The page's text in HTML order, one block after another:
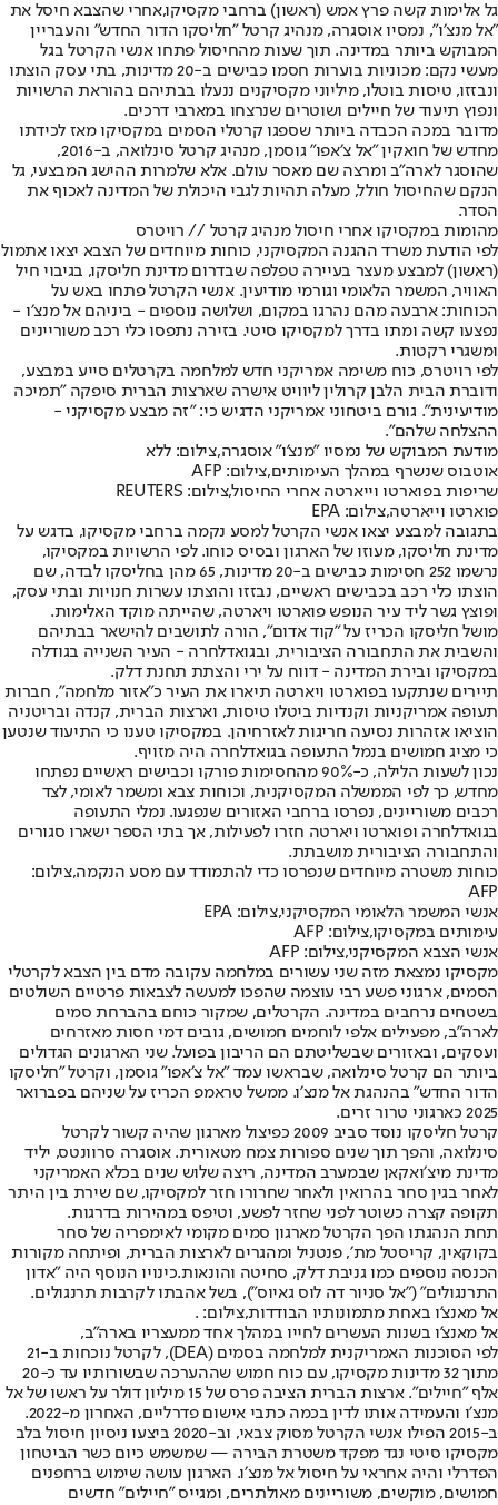
גל אלימות קשה פרץ אמש (ראשון) ברחבי מקסיקו,אחרי שהצבא חיסל את
״אל מנצ׳ו״, נמסיו אוסגרה, מנהיג קרטל ״חליסקו הדור החדש״ והעבריין
המבוקש ביותר במדינה. תוך שעות מהחיסול פתחו אנשי הקרטל בגל
מעשי נקם: מכוניות בוערות חסמו כבישים ב-20 מדינות, בתי עסק הוצתו
ונבזזו, טיסות בוטלו, מיליוני מקסיקנים ננעלו בבתיהם בהוראת הרשויות
ונפוץ תיעוד של חיילים ושוטרים שנרצחו במארבי דרכים.
מדובר במכה הכבדה ביותר שספגו קרטלי הסמים במקסיקו מאז לכידתו
מחדש של חואקין ״אל צ׳אפו״ גוסמן, מנהיג קרטל סינלואה, ב-2016,
שהוסגר לארה"ב ומרצה שם מאסר עולם. אלא שלמרות ההישג המבצעי, גל
הנקם שהחיסול חולל, מעלה תהיות לגבי היכולת של המדינה לאכוף את
הסדר.
מהומות במקסיקו אחרי חיסול מנהיג קרטל // רויטרס
לפי הודעת משרד ההגנה המקסיקני, כוחות מיוחדים של הצבא יצאו אתמול
(ראשון) למבצע מעצר בעיירה טפלפה שבדרום מדינת חליסקו, בגיבוי חיל
האוויר, המשמר הלאומי וגורמי מודיעין. אנשי הקרטל פתחו באש על
הכוחות: ארבעה מהם נהרגו במקום, ושלושה נוספים - ביניהם אל מנצ׳ו -
נפצעו קשה ומתו בדרך למקסיקו סיטי. בזירה נתפסו כלי רכב משוריינים
ומשגרי רקטות.
לפי רויטרס, כוח משימה אמריקני חדש למלחמה בקרטלים סייע במבצע,
ודוברת הבית הלבן קרולין ליוויט אישרה שארצות הברית סיפקה ״תמיכה
מודיעינית״. גורם ביטחוני אמריקני הדגיש כי: ״זה מבצע מקסיקני -
ההצלחה שלהם״.
מודעת המבוקש של נמסיו "מנצ'ו" אוסגרה,צילום: ללא
אוטבוס שנשרף במהלך העימותים,צילום: AFP
שריפות בפוארטו וייארטה אחרי החיסול,צילום: REUTERS
פוארטו וייארטה,צילום: EPA
בתגובה למבצע יצאו אנשי הקרטל למסע נקמה ברחבי מקסיקו, בדגש על
מדינת חליסקו, מעוזו של הארגון ובסיס כוחו. לפי הרשויות במקסיקו,
נרשמו 252 חסימות כבישים ב-20 מדינות, 65 מהן בחליסקו לבדה, שם
הוצתו כלי רכב בכבישים ראשיים, נבזזו והוצתו עשרות חנויות ובתי עסק,
ופוצץ גשר ליד עיר הנופש פוארטו ויארטה, שהייתה מוקד האלימות.
מושל חליסקו הכריז על ״קוד אדום״, הורה לתושבים להישאר בבתיהם
והשבית את התחבורה הציבורית, ובגואדלחרה - העיר השנייה בגודלה
במקסיקו ובירת המדינה - דווח על ירי והצתת תחנת דלק.
תיירים שנתקעו בפוארטו ויארטה תיארו את העיר כ״אזור מלחמה״, חברות
תעופה אמריקניות וקנדיות ביטלו טיסות, וארצות הברית, קנדה ובריטניה
הוציאו אזהרות נסיעה חריגות לאזרחיהן. במקסיקו טענו כי התיעוד שנטען
כי מציג חמושים בנמל התעופה בגואדלחרה היה מזויף.
נכון לשעות הלילה, כ-90% מהחסימות פורקו וכבישים ראשיים נפתחו
מחדש, כך לפי הממשלה המקסיקנית, וכוחות צבא ומשמר לאומי, לצד
רכבים משוריינים, נפרסו ברחבי האזורים שנפגעו. נמלי התעופה
בגואדלחרה ופוארטו ויארטה חזרו לפעילות, אך בתי הספר ישארו סגורים
והתחבורה הציבורית מושבתת.
כוחות משטרה מיוחדים שנפרסו כדי להתמודד עם מסע הנקמה,צילום:
AFP
אנשי המשמר הלאומי המקסיקני,צילום: EPA
עימותים במקסיקו,צילום: AFP
אנשי הצבא המקסיקני,צילום: AFP
מקסיקו נמצאת מזה שני עשורים במלחמה עקובה מדם בין הצבא לקרטלי
הסמים, ארגוני פשע רבי עוצמה שהפכו למעשה לצבאות פרטיים השולטים
בשטחים נרחבים במדינה. הקרטלים, שמקור כוחם בהברחת סמים
לארה"ב, מפעילים אלפי לוחמים חמושים, גובים דמי חסות מאזרחים
ועסקים, ובאזורים שבשליטתם הם הריבון בפועל. שני הארגונים הגדולים
ביותר הם קרטל סינלואה, שבראשו עמד ״אל צ׳אפו״ גוסמן, וקרטל ״חליסקו
הדור החדש״ בהנהגת אל מנצ׳ו. ממשל טראמפ הכריז על שניהם בפברואר
2025 כארגוני טרור זרים.
קרטל חליסקו נוסד סביב 2009 כפיצול מארגון שהיה קשור לקרטל
סינלואה, והפך תוך שנים ספורות צמח מטאורית. אוסגרה סרוונטס, יליד
מדינת מיצ׳ואקאן שבמערב המדינה, ריצה שלוש שנים בכלא האמריקני
לאחר בגין סחר בהרואין ולאחר שחרורו חזר למקסיקו, שם שירת בין היתר
תקופה קצרה כשוטר לפני שחזר לפשע, וטיפס במהירות בדרגות.
תחת הנהגתו הפך הקרטל מארגון סמים מקומי לאימפריה של סחר
בקוקאין, קריסטל מת׳, פנטניל ומהגרים לארצות הברית, ופיתחה מקורות
הכנסה נוספים כמו גניבת דלק, סחיטה והונאות.כינויו הנוסף היה ״אדון
התרנגולים״ (״אל סניור דה לוס גאיוס״), בשל אהבתו לקרבות תרנגולים.
אל מאנצ'ו באחת מתמונותיו הבודדות,צילום: .
אל מאנצ'ו בשנות העשרים לחייו במהלך אחד ממעצריו בארה"ב,
לפי הסוכנות האמריקנית למלחמה בסמים (DEA), לקרטל נוכחות ב-21
מתוך 32 מדינות מקסיקו, עם כוח חמוש שההערכה שבשורותיו עד כ-20
אלף ״חיילים״. ארצות הברית הציבה פרס של 15 מיליון דולר על ראשו של אל
מנצ׳ו והעמידה אותו לדין בכמה כתבי אישום פדרליים, האחרון מ-2022.
ב-2015 הפילו אנשי הקרטל מסוק צבאי, וב-2020 ביצעו ניסיון חיסול בלב
מקסיקו סיטי נגד מפקד משטרת הבירה — שמשמש כיום כשר הביטחון
הפדרלי והיה אחראי על חיסול אל מנצ׳ו. הארגון עושה שימוש ברחפנים
חמושים, מוקשים, משוריינים מאולתרים, ומגייס ״חיילים״ חדשים